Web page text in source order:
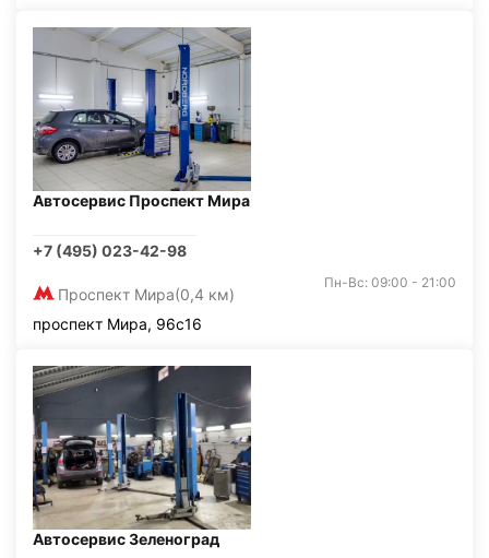
Автосервис Проспект Мира
+7 (495) 023-42-98
Проспект Мира(0,4 км)
Пн-Вс: 09:00 - 21:00
проспект Мира, 96с16
Автосервис Зеленоград